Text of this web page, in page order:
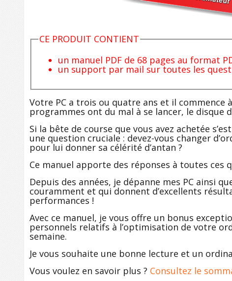
CE PRODUIT CONTIENT
un manuel PDF de 68 pages au format
un support par mail sur toutes les
Votre PC a trois ou quatre ans et il
programmes ont du mal à se lancer, le disque
Si la bête de course que vous avez achetée
une question cruciale : devez-vous changer
pour lui donner sa célérité d’antan ?
Ce manuel apporte des réponses à toutes ces
Depuis des années, je dépanne mes PC ainsi
couramment et qui donnent d’excellents
performances !
Avec ce manuel, je vous offre un bonus
personnels relatifs à l’optimisation de votre
semaine.
Je vous souhaite une bonne lecture et un
Vous voulez en savoir plus ? Consultez le